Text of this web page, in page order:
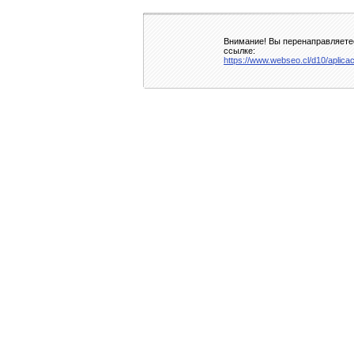
Внимание! Вы
ссылке:
https://www.webseo.cl/d10/